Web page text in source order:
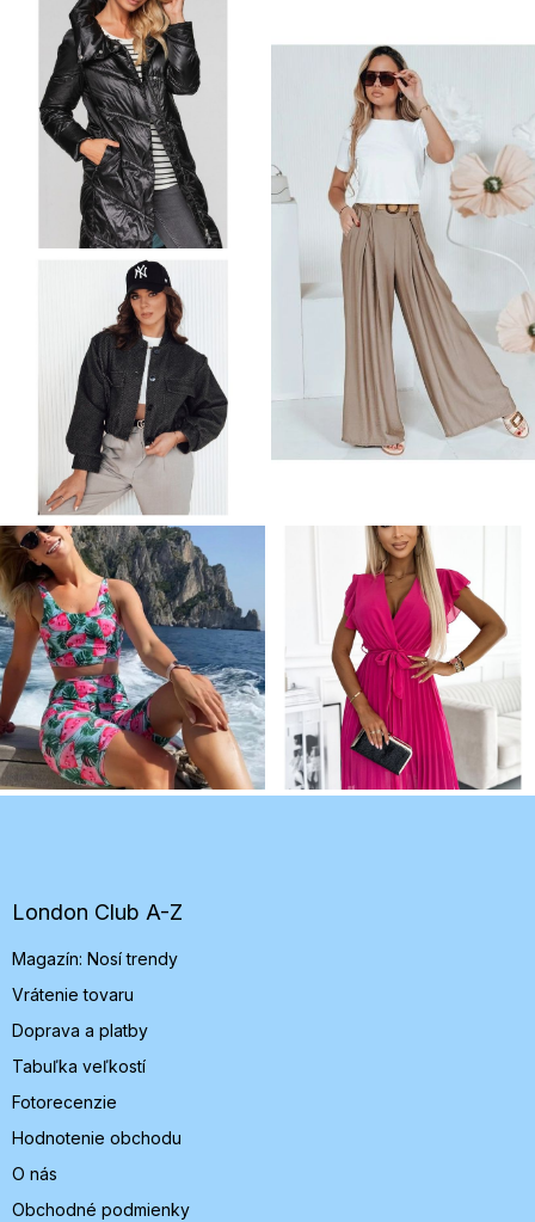
e
London Club A-Z
Magazín: Nosí trendy
Vrátenie tovaru
Doprava a platby
Tabuľka veľkostí
Fotorecenzie
Hodnotenie obchodu
O nás
Obchodné podmienky